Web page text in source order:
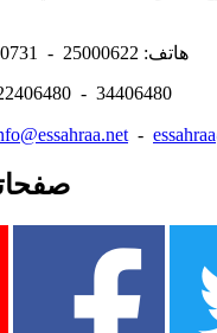
هاتف: 25000622 - 45250731 - 45255931
- 34406480
-